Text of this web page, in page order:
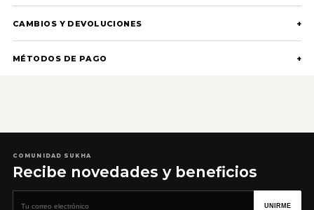
CAMBIOS Y DEVOLUCIONES +
MÉTODOS DE PAGO +
COMUNIDAD SUKHA
Recibe novedades y beneficios
UNIRME